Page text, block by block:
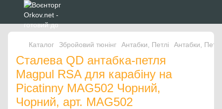
Каталог Збройовий тюнінг Антабки, Петлі Антабки,
Сталева QD антабка-петля
Magpul RSA для карабіну на
Picatinny MAG502 Чорний,
Чорний, арт. MAG502